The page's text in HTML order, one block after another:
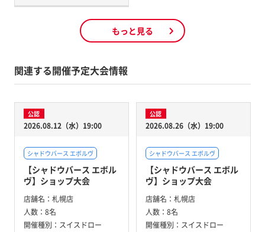
もっと見る
関連する開催予定大会情報
公認
2026.08.12（水）19:00
シャドウバース エボルヴ
【シャドウバース エボル
ヴ】ショップ大会
店舗名： 札幌店
人数： 8名
開催種別： スイスドロー
公認
2026.08.26（水）19:00
シャドウバース エボルヴ
【シャドウバース エボル
ヴ】ショップ大会
店舗名： 札幌店
人数： 8名
開催種別： スイスドロー